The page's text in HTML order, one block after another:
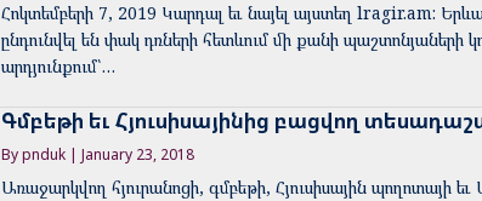
Հոկտեմբերի 7, 2019 Կարդալ եւ նայել այստեղ lragir.am:
ընդունվել են փակ դռների հետևում մի քանի պաշտոնյաների
արդյունքում՝…
Գմբեթի եւ Հյուսիսայինից բացվող
By pnduk | January 23, 2018
Առաջարկվող հյուրանոցի, գմբեթի, Հյուսիսային պողոտայի